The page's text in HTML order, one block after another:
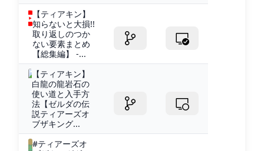
【ティアキン】
知らないと大損!!
取り返しのつか
ない要素まとめ
【総集編】 -...
【ティアキン】
白龍の龍岩石の
使い道と入手方
法【ゼルダの伝
説ティアーズオ
ブザキング...
#ティアーズオ